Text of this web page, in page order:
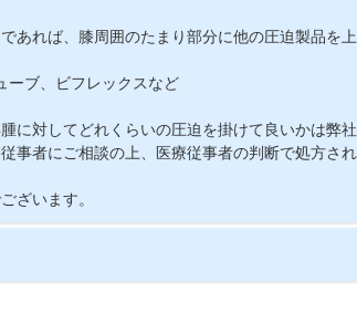
あれば、膝周囲のたまり部分に他の圧迫製品を
ーブ、ビフレックスなど
に対してどれくらいの圧迫を掛けて良いかは弊
事者にご相談の上、医療従事者の判断で処方さ
ざいます。